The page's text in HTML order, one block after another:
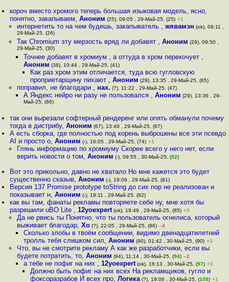
короч вместо хромого теперь большая изыковая модель, ясно,
понятно, закапываем,Аноним (25), 09:05 , 29-Май-25, (25) +1
интернетить то на чем будешь, закапыватель , жявамэн (ok), 09:11 ,
29-Май-25, (26)
Так Chromium эту мерзость вряд ли добавят , Аноним (29), 09:50 ,
29-Май-25, (30)
Точнее добавят в хромиум , а оттуда в хром перекочует ,
Аноним (38), 10:44 , 29-Май-25, (41)
Как раз хром этим отличается, туда всю гугловскую
проприетарщину пихают ,Аноним (29), 13:35 , 29-Май-25, (65)
поправил, не благодари , нах. (?), 11:22 , 29-Май-25, (47)
А Яндекс нейро ни разу не пользовался , Аноним (29), 13:36 , 29-
Май-25, (66)
так они вырезали софтерный рендеренг или опять обманули почему
тогда в дистрибу,Аноним (67), 13:49 , 29-Май-25, (67)
А есть сборка, где полностью под корень выброшены все эти псевдо
AI и просто о,Аноним (-), 16:05 , 29-Май-25, (74) +1
Глянь информацию по хромиуму Скорее всего у него нет, если
верить новости о том, Аноним (-), 09:55 , 30-Май-25, (92)
Вот это прикольно, давно не хватало Но мне кажется это будет
существенно сказыв,Аноним (-), 19:09 , 29-Май-25, (81)
Версия 137 Promise prototype toString до сих пор не реализован и
показывает н,Аноним (-), 19:11 , 29-Май-25, (82)
как вы там, фанаты рекламы повторяете себе ну, мне хотя бы
разрешили uBO Lite ,12yoexpert (ok), 19:49 , 29-Май-25, (85) +3
Да не рвись ты Понятно, что ты пользователь огнелиса, который
выживает благодар, Xo(?), 22:05 , 29-Май-25, (86) –4
Сколько злобы в твоём сообщении, видимо двенадцатилетний
тролль тебя слишком сил, Аноним (90), 01:42 , 30-Май-25, (90) +2
Что, вы не смотрите рекламу А как же разработчики, если вы
будете потратить, то, Аноним (94), 11:14 , 30-Май-25, (94) –2
а тебе не пофиг на них , 12yoexpert(ok), 16:13 , 30-Май-25, (97) +1
Должно быть пофиг на них всех На рекламщиков, гугло и
фоксоразрабов И всех про,Логика (?), 19:06 , 30-Май-25, (109) +1